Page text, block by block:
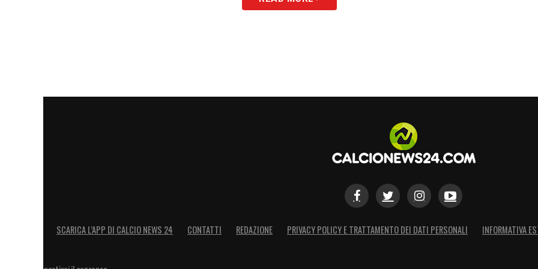
SCARICA L’APP DI CALCIO NEWS 24 CONTATTI REDAZIONE PRIVACY POLICY E TRATTAMENTO DEI DATI PERSONALI INFORMATIVA